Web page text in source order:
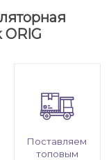
Поставляем
топовым